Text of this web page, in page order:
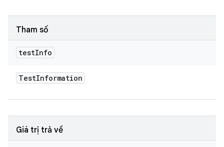
Tham số
testInfo
TestInformation
Giá trị trả về